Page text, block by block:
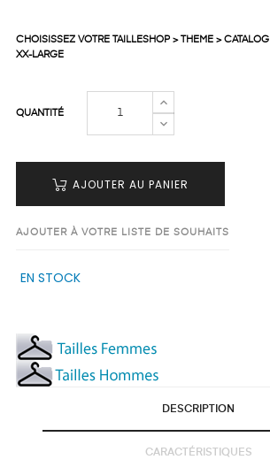
CHOISISSEZ VOTRE TAILLESHOP > THEME > CATALOG
XX-LARGE
QUANTITÉ
AJOUTER AU PANIER
AJOUTER À VOTRE LISTE DE SOUHAITS
EN STOCK
DESCRIPTION
CARACTÉRISTIQUES